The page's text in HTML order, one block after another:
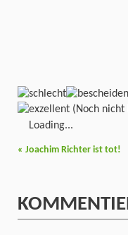
(Noch
Loading...
« Joachim Richter ist tot!